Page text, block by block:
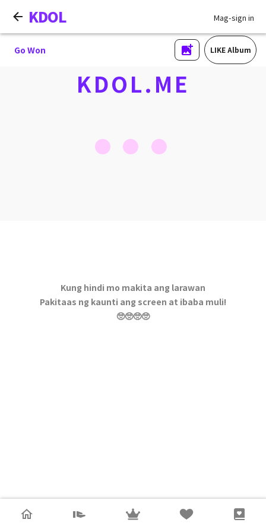
KDOL Mag-sign in
Go Won LIKE Album
KDOL.ME
Kung hindi mo makita ang larawan
Pakitaas ng kaunti ang screen at ibaba muli!
🥺🥺🥺🥺